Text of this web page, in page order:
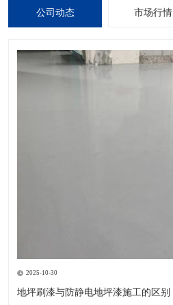
公司动态 市场行情
2025-10-30
地坪刷漆与防静电地坪漆施工的区别